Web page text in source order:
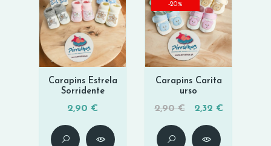
Carapins Estrela
Sorridente
2,90 €
-20%
Carapins Carita
urso
2,90 € 2,32 €